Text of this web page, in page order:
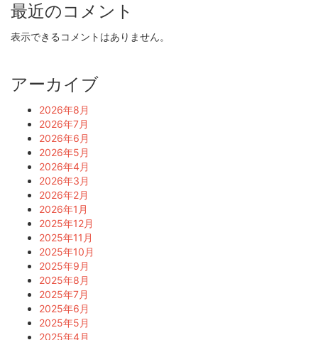
最近のコメント
表示できるコメントはありません。
アーカイブ
2026年8月
2026年7月
2026年6月
2026年5月
2026年4月
2026年3月
2026年2月
2026年1月
2025年12月
2025年11月
2025年10月
2025年9月
2025年8月
2025年7月
2025年6月
2025年5月
2025年4月